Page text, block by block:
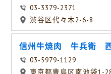
03-3379-2371
渋谷区代々木2-6-8
信州牛焼肉 牛兵衛
03-5979-1129